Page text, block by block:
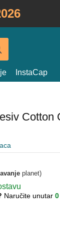
InstaCap
Cotton
planet)
Naručite unutar